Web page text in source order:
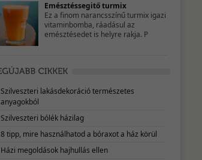
Emésztéssegitő turmix
Ez a finom narancsszínű turmix igazi
vitaminbomba, ráadásul az
emésztésedet is helyre rakja. P
Szilveszteri lakásdekoráció természetes
anyagokból
Szilveszteri bólék házilag
8 tipp, mire használhatod a bóraxot a ház körül
Házi megoldások hajhullás ellen